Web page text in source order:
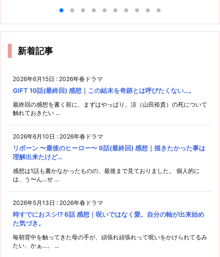
新着記事
2026年6月15日 : 2026年春ドラマ
GIFT 10話(最終回) 感想｜この結末を奇跡とは呼びたくない…。
最終回の感想を書く前に、まずはやっぱり、涼（山田裕貴）の死について
触れておきたい ...
2026年6月10日 : 2026年春ドラマ
リボーン 〜最後のヒーロー〜 9話(最終回) 感想｜描きたかった事は
理解出来たけど…
感想は1話も書かなかったものの、最後まで見ておりました。 個人的に
は、う〜ん…せ ...
2026年5月13日 : 2026年春ドラマ
時すでにおスシ!? 6話 感想｜呪いではなく愛。自分の軸が出来始め
た気づき。
毎朝背中を触ってきた母の手が、頑張れ頑張れって呪いをかけられてるみ
たい、かぁ…。 ...